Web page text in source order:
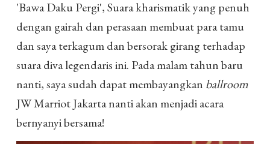
'Bawa Daku Pergi', Suara kharismatik yang penuh
dengan gairah dan perasaan membuat para tamu
dan saya terkagum dan bersorak girang terhadap
suara diva legendaris ini. Pada malam tahun baru
nanti, saya sudah dapat membayangkan ballroom
JW Marriot Jakarta nanti akan menjadi acara
bernyanyi bersama!